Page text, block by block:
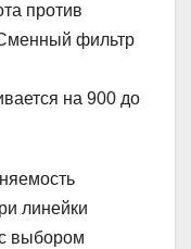
против
фильтр
на 900 до
линейки
выбором